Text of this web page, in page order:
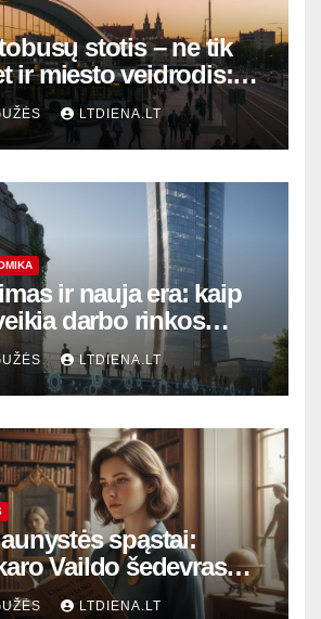
stotis – ne tik
ir miesto veidrodis:
vartai į laikinąją
LTDIENA.LT
ir nauja era: kaip
darbo rinkos
LTDIENA.LT
spąstai:
Vaildo šedevras
nei bet
LTDIENA.LT